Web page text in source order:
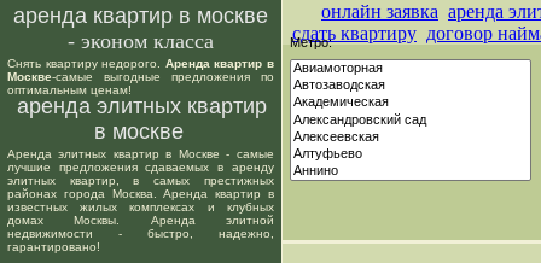
аренда квартир в москве
- эконом класса
Снять квартиру недорого. Аренда квартир в
Москве-самые выгодные предложения по
оптимальным ценам!
аренда элитных квартир
в москве
Аренда элитных квартир в Москве - самые
лучшие предложения сдаваемых в аренду
элитных квартир, в самых престижных
районах города Москва. Аренда квартир в
известных жилых комплексах и клубных
домах Москвы. Аренда элитной
недвижимости - быстро, надежно,
гарантировано!
онлайн заявка аренда
сдать квартиру договор
Метро: